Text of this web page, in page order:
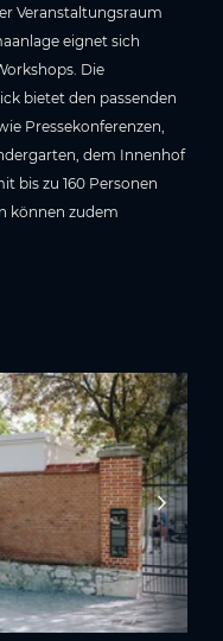
Veranstaltungsraum
eignet sich
Die
bietet den passenden
Pressekonferenzen,
dem Innenhof
bis zu 160 Personen
können zudem